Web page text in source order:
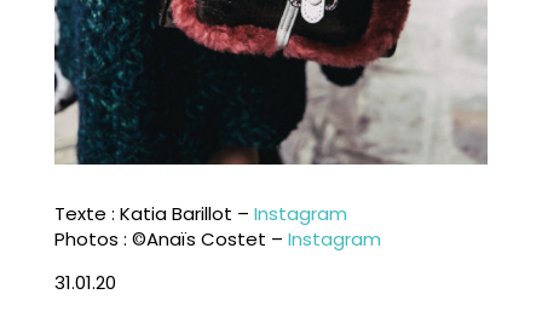
Texte : Katia Barillot – Instagram
Photos : ©Anaïs Costet – Instagram
31.01.20